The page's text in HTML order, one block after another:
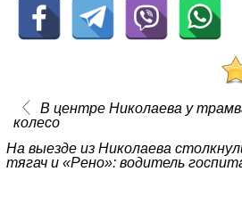
В центре Николаева у
колесо
На выезде из Николаева
тягач и «Рено»: водитель